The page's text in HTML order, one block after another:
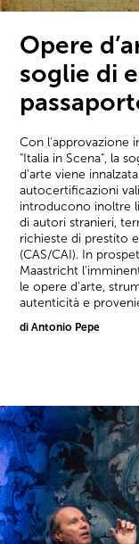
Opere
soglie di
Con l'approvazione
"Italia in Scena", la
d'arte viene
autocertificazioni
introducono inoltre
di autori stranieri,
richieste di prestito
(CAS/CAI). In
Maastricht
le opere d'arte,
autenticità e
di Antonio Pepe